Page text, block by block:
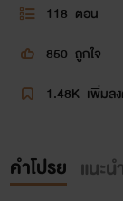
118 ตอน
850 ถูกใจ
1.48K เพิ่มล
คำโปรย แนะน